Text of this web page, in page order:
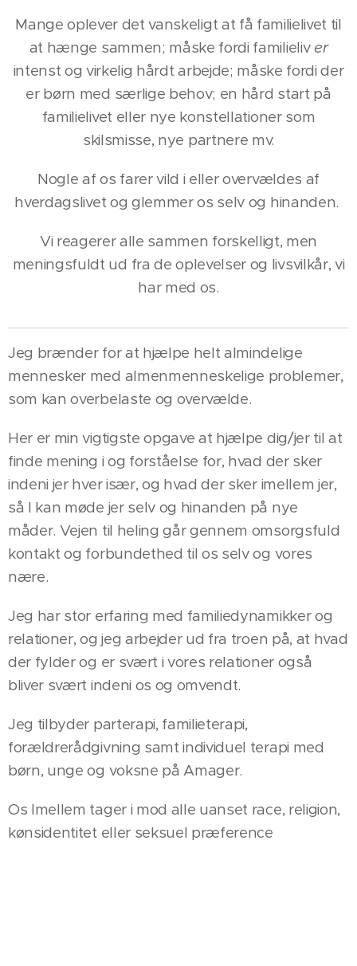
Mange oplever det vanskeligt at få familielivet til
at hænge sammen; måske fordi familieliver
intenst og virkelig hårdt arbejde; måske fordi der
er børn med særlige behov; en hård start på
familielivet eller nye konstellationer som
skilsmisse, nye partnere mv.
Nogle af os farer vild i eller overvældes af
hverdagslivet og glemmer os selv og hinanden.
Vi reagerer alle sammen forskelligt, men
meningsfuldt ud fra de oplevelser og livsvilkår, vi
har med os.
Jeg brænder for at hjælpe helt almindelige
mennesker med almenmenneskelige problemer,
som kan overbelaste og overvælde.
Her er min vigtigste opgave at hjælpe dig/jer til at
finde mening i og forståelse for, hvad der sker
indeni jer hver især, og hvad der sker imellem jer,
så I kan møde jer selv og hinanden på nye
måder. Vejen til heling går gennem omsorgsfuld
kontakt og forbundethed til os selv og vores
nære.
Jeg har stor erfaring med familiedynamikker og
relationer, og jeg arbejder ud fra troen på, at hvad
der fylder og er svært i vores relationer også
bliver svært indeni os og omvendt.
Jeg tilbyder parterapi, familieterapi,
forældrerådgivning samt individuel terapi med
børn, unge og voksne på Amager.
Os Imellem tager i mod alle uanset race, religion,
kønsidentitet eller seksuel præference ❤️🌈